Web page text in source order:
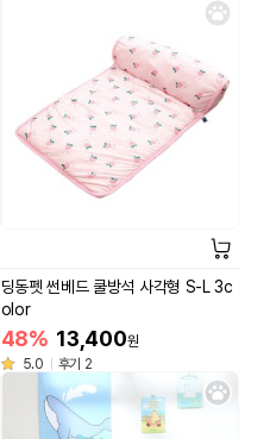
딩동펫 썬베드 쿨방석 사각형 S-L 3c
olor
48% 13,400원
5.0
후기 2